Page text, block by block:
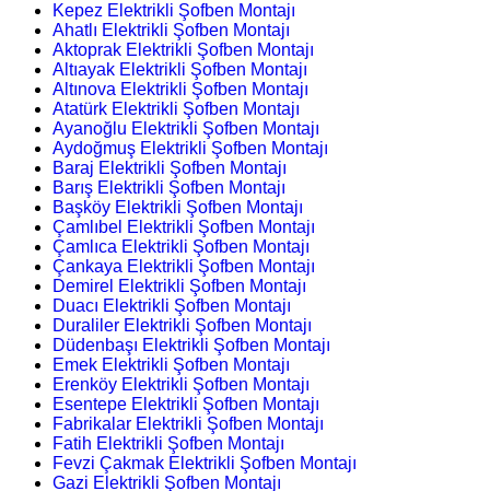
Kepez Elektrikli Şofben Montajı
Ahatlı Elektrikli Şofben Montajı
Aktoprak Elektrikli Şofben Montajı
Altıayak Elektrikli Şofben Montajı
Altınova Elektrikli Şofben Montajı
Atatürk Elektrikli Şofben Montajı
Ayanoğlu Elektrikli Şofben Montajı
Aydoğmuş Elektrikli Şofben Montajı
Baraj Elektrikli Şofben Montajı
Barış Elektrikli Şofben Montajı
Başköy Elektrikli Şofben Montajı
Çamlıbel Elektrikli Şofben Montajı
Çamlıca Elektrikli Şofben Montajı
Çankaya Elektrikli Şofben Montajı
Demirel Elektrikli Şofben Montajı
Duacı Elektrikli Şofben Montajı
Duraliler Elektrikli Şofben Montajı
Düdenbaşı Elektrikli Şofben Montajı
Emek Elektrikli Şofben Montajı
Erenköy Elektrikli Şofben Montajı
Esentepe Elektrikli Şofben Montajı
Fabrikalar Elektrikli Şofben Montajı
Fatih Elektrikli Şofben Montajı
Fevzi Çakmak Elektrikli Şofben Montajı
Gazi Elektrikli Şofben Montajı